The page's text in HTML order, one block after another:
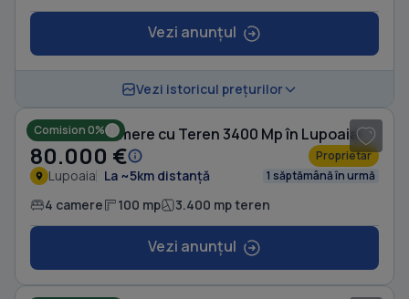
Vezi anunțul
Vezi istoricul prețurilor
Comision 0%
Casă cu 4 camere cu Teren 3400 Mp în Lupoaia
80.000 € Proprietar
Lupoaia La ~5km distanță 1 săptămână în urmă
4 camere 100 mp 3.400 mp teren
Vezi anunțul